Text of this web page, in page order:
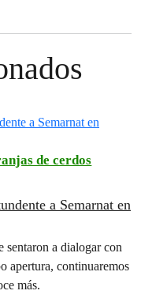
de cerdos
a Semarnat en
sentaron a dialogar con
apertura, continuaremos
más.